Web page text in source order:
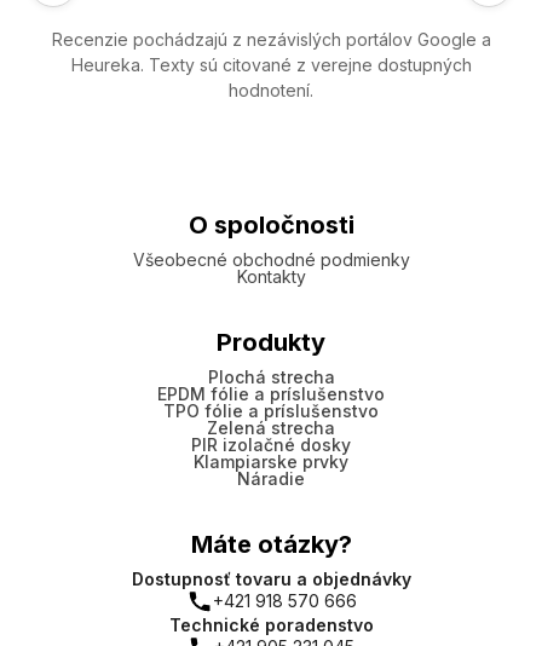
Recenzie pochádzajú z nezávislých portálov Google a
Heureka. Texty sú citované z verejne dostupných
hodnotení.
O spoločnosti
Všeobecné obchodné podmienky
Kontakty
Produkty
Plochá strecha
EPDM fólie a príslušenstvo
TPO fólie a príslušenstvo
Zelená strecha
PIR izolačné dosky
Klampiarske prvky
Náradie
Máte otázky?
Dostupnosť tovaru a objednávky
+421 918 570 666
Technické poradenstvo